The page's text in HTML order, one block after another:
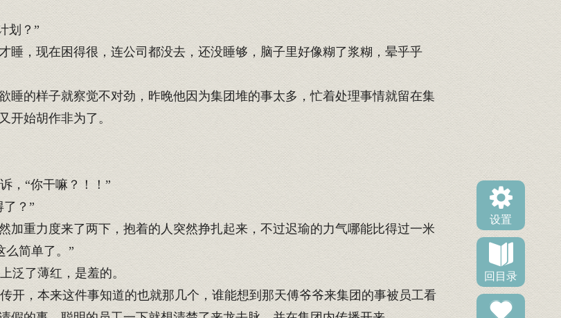
设置
回目录
划？”
睡，现在困得很，连公司都没去，还没睡够，脑子里好像糊了浆糊，晕乎乎
睡的样子就察觉不对劲，昨晚他因为集团堆的事太多，忙着处理事情就留在集
开始胡作非为了。
，“你干嘛？！！”
？”
重力度来了两下，抱着的人突然挣扎起来，不过迟瑜的力气哪能比得过一米
么简单了。”
泛了薄红，是羞的。
，本来这件事知道的也就那几个，谁能想到那天傅爷爷来集团的事被员工看